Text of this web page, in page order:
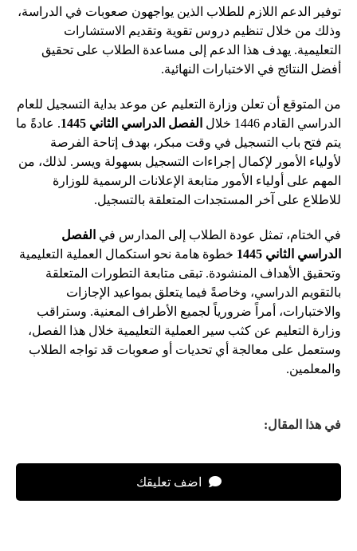
توفير الدعم اللازم للطلاب الذين يواجهون صعوبات في الدراسة،
وذلك من خلال تنظيم دروس تقوية وتقديم الاستشارات
التعليمية. يهدف هذا الدعم إلى مساعدة الطلاب على تحقيق
أفضل النتائج في الاختبارات النهائية.
من المتوقع أن تعلن وزارة التعليم عن موعد بداية التسجيل للعام
الدراسي القادم 1446 خلال
الفصل الدراسي الثاني 1445
. عادةً ما
يتم فتح باب التسجيل في وقت مبكر، بهدف إتاحة الفرصة
لأولياء الأمور لإكمال إجراءات التسجيل بسهولة ويسر. لذلك، من
المهم على أولياء الأمور متابعة الإعلانات الرسمية للوزارة
للاطلاع على آخر المستجدات المتعلقة بالتسجيل.
في الختام، تمثل عودة الطلاب إلى المدارس في الفصل
الدراسي الثاني 1445
خطوة هامة نحو استكمال العملية التعليمية
وتحقيق الأهداف المنشودة. تبقى متابعة التطورات المتعلقة
بالتقويم الدراسي، وخاصةً فيما يتعلق بمواعيد الإجازات
والاختبارات، أمراً ضرورياً لجميع الأطراف المعنية. وستراقب
وزارة التعليم عن كثب سير العملية التعليمية خلال هذا الفصل،
وستعمل على معالجة أي تحديات أو صعوبات قد تواجه الطلاب
والمعلمين.
في هذا المقال:
اضف تعليقك